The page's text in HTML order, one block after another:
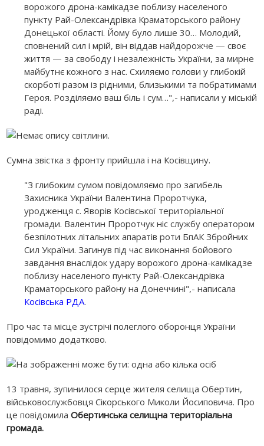
ворожого дрона-камікадзе поблизу населеного
пункту Рай-Олександрівка Краматорського району
Донецької області. Йому було лише 30… Молодий,
сповнений сил і мрій, він віддав найдорожче — своє
життя — за свободу і незалежність України, за мирне
майбутнє кожного з нас. Схиляємо голови у глибокій
скорботі разом із рідними, близькими та побратимами
Героя. Розділяємо ваш біль і сум…",- написали у міській
раді.
Сумна звістка з фронту прийшла і на Косівщину.
"З глибоким сумом повідомляємо про загибель
Захисника України Валентина Проротчука,
уродженця с. Яворів Косівської територіальної
громади. Валентин Проротчук ніс службу оператором
безпілотних літальних апаратів роти БпАК Збройних
Сил України. Загинув під час виконання бойового
завдання внаслідок удару ворожого дрона-камікадзе
поблизу населеного пункту Рай-Олександрівка
Краматорського району на Донеччині",- написала
Косівська РДА.
Про час та місце зустрічі полеглого оборонця України
повідомимо додатково.
13 травня, зупинилося серце жителя селища Обертин,
військовослужбовця Сікорського Миколи Йосиповича. Про
це повідомилаОбертинська селищна територіальна
громада.